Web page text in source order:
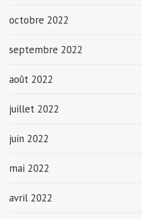
octobre 2022
septembre 2022
août 2022
juillet 2022
juin 2022
mai 2022
avril 2022